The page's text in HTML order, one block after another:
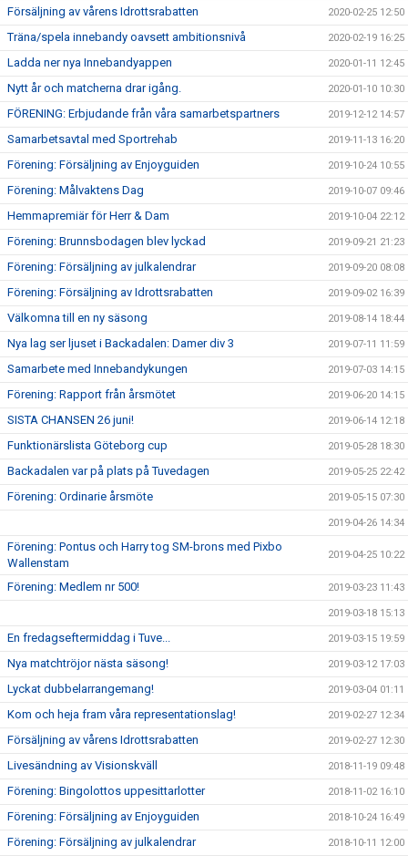
Försäljning av vårens Idrottsrabatten 2020-02-25 12:50
Träna/spela innebandy oavsett ambitionsnivå 2020-02-19 16:25
Ladda ner nya Innebandyappen 2020-01-11 12:45
Nytt år och matcherna drar igång. 2020-01-10 10:30
FÖRENING: Erbjudande från våra samarbetspartners 2019-12-12 14:57
Samarbetsavtal med Sportrehab 2019-11-13 16:20
Förening: Försäljning av Enjoyguiden 2019-10-24 10:55
Förening: Målvaktens Dag 2019-10-07 09:46
Hemmapremiär för Herr & Dam 2019-10-04 22:12
Förening: Brunnsbodagen blev lyckad 2019-09-21 21:23
Förening: Försäljning av julkalendrar 2019-09-20 08:08
Förening: Försäljning av Idrottsrabatten 2019-09-02 16:39
Välkomna till en ny säsong 2019-08-14 18:44
Nya lag ser ljuset i Backadalen: Damer div 3 2019-07-11 11:59
Samarbete med Innebandykungen 2019-07-03 14:15
Förening: Rapport från årsmötet 2019-06-20 14:15
SISTA CHANSEN 26 juni! 2019-06-14 12:18
Funktionärslista Göteborg cup 2019-05-28 18:30
Backadalen var på plats på Tuvedagen 2019-05-25 22:42
Förening: Ordinarie årsmöte 2019-05-15 07:30
2019-04-26 14:34
Förening: Pontus och Harry tog SM-brons med Pixbo
Wallenstam
2019-04-25 10:22
Förening: Medlem nr 500! 2019-03-23 11:43
2019-03-18 15:13
En fredagseftermiddag i Tuve... 2019-03-15 19:59
Nya matchtröjor nästa säsong! 2019-03-12 17:03
Lyckat dubbelarrangemang! 2019-03-04 01:11
Kom och heja fram våra representationslag! 2019-02-27 12:34
Försäljning av vårens Idrottsrabatten 2019-02-27 12:30
Livesändning av Visionskväll 2018-11-19 09:48
Förening: Bingolottos uppesittarlotter 2018-11-02 16:10
Förening: Försäljning av Enjoyguiden 2018-10-24 16:49
Förening: Försäljning av julkalendrar 2018-10-11 12:00